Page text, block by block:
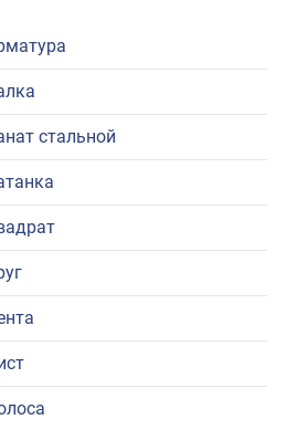
стальной